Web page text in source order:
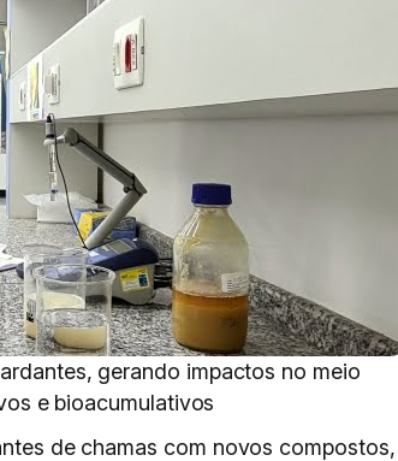
gerando impactos no meio
e bioacumulativos
de chamas com novos